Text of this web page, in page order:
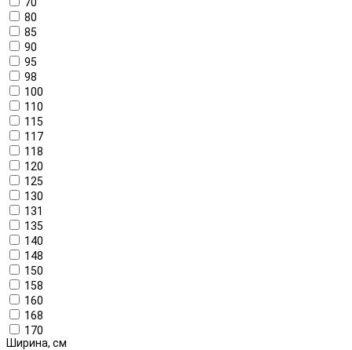
80
85
90
95
98
100
110
115
117
118
120
125
130
131
135
140
148
150
158
160
168
170
Ширина, см